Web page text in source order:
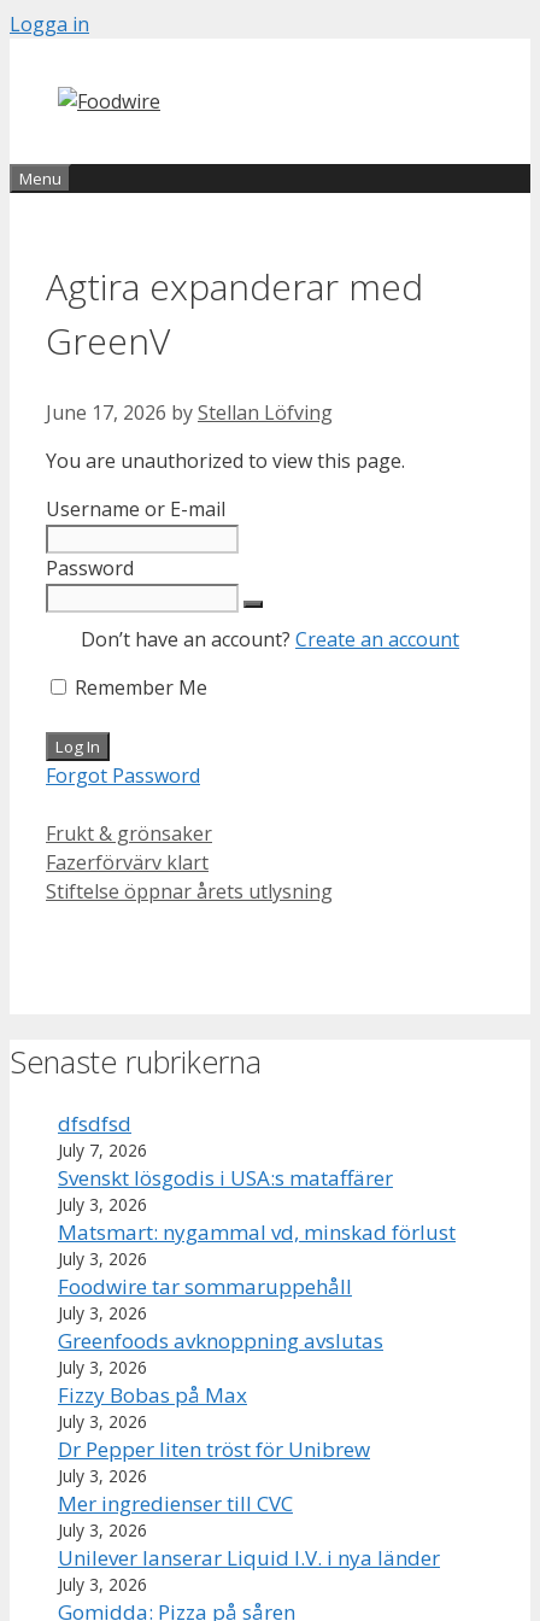
Skip
content
Logga in
Menu
Agtira expanderar med
GreenV
June 17, 2026 byStellan Löfving
You are unauthorized to view this page.
Username or E-mail
Password
Don’t have an account? Create an account
Remember Me
Forgot Password
Categories
Frukt & grönsaker
Fazerförvärv klart
Stiftelse öppnar årets utlysning
Senaste rubrikerna
dfsdfsd
July 7, 2026
Svenskt lösgodis i USA:s mataffärer
July 3, 2026
Matsmart: nygammal vd, minskad förlust
July 3, 2026
Foodwire tar sommaruppehåll
July 3, 2026
Greenfoods avknoppning avslutas
July 3, 2026
Fizzy Bobas på Max
July 3, 2026
Dr Pepper liten tröst för Unibrew
July 3, 2026
Mer ingredienser till CVC
July 3, 2026
Unilever lanserar Liquid I.V. i nya länder
July 3, 2026
Gomidda: Pizza på såren